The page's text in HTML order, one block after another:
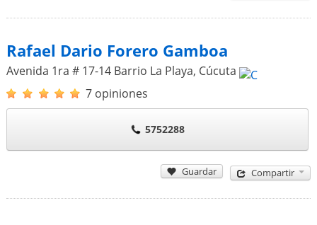
Rafael Dario Forero Gamboa
Avenida 1ra # 17-14 Barrio La Playa, Cúcuta
7 opiniones
5752288
Guardar Compartir